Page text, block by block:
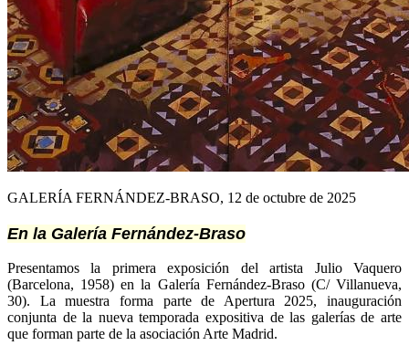
GALERÍA FERNÁNDEZ-BRASO, 12 de octubre de 2025
En la Galería Fernández-Braso
Presentamos la primera exposición del artista Julio Vaquero
(Barcelona, 1958) en la Galería Fernández-Braso (C/ Villanueva,
30). La muestra forma parte de Apertura 2025, inauguración
conjunta de la nueva temporada expositiva de las galerías de arte
que forman parte de la asociación Arte Madrid.